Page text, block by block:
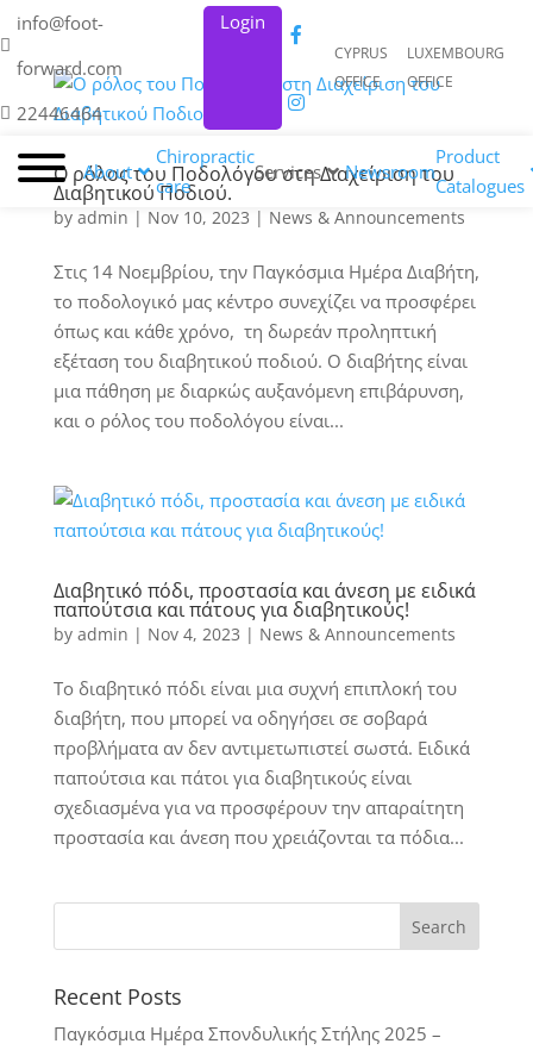
info@foot-
forward.com
22446464
Login
CYPRUS
OFFICE
LUXEMBOURG
OFFICE
About
Chiropractic
care
Services Newsroom
Product
Catalogues
Ο ρόλος του Ποδολόγου στη Διαχείριση του
Διαβητικού Ποδιού.
by admin | Nov 10, 2023 | News & Announcements
Στις 14 Νοεμβρίου, την Παγκόσμια Ημέρα Διαβήτη,
το ποδολογικό μας κέντρο συνεχίζει να προσφέρει
όπως και κάθε χρόνο, τη δωρεάν προληπτική
εξέταση του διαβητικού ποδιού. Ο διαβήτης είναι
μια πάθηση με διαρκώς αυξανόμενη επιβάρυνση,
και ο ρόλος του ποδολόγου είναι...
Διαβητικό πόδι, προστασία και άνεση με ειδικά
παπούτσια και πάτους για διαβητικούς!
by admin | Nov 4, 2023 | News & Announcements
Το διαβητικό πόδι είναι μια συχνή επιπλοκή του
διαβήτη, που μπορεί να οδηγήσει σε σοβαρά
προβλήματα αν δεν αντιμετωπιστεί σωστά. Ειδικά
παπούτσια και πάτοι για διαβητικούς είναι
σχεδιασμένα για να προσφέρουν την απαραίτητη
προστασία και άνεση που χρειάζονται τα πόδια...
Recent Posts
Παγκόσμια Ημέρα Σπονδυλικής Στήλης 2025 –